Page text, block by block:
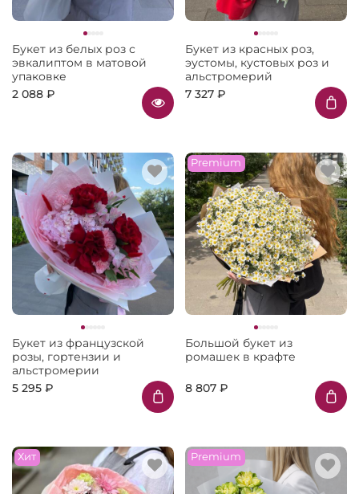
Букет из белых роз с
эвкалиптом в матовой
упаковке
2 088 ₽
Букет из красных роз,
эустомы, кустовых роз и
альстромерий
7 327 ₽
Букет из французской
розы, гортензии и
альстромерии
5 295 ₽
Premium
Большой букет из
ромашек в крафте
8 807 ₽
Хит Premium